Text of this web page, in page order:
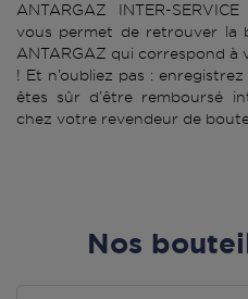
ANTARGAZ INTER-
vous permet de retrouver la
ANTARGAZ qui correspond à
! Et n’oubliez pas :
êtes sûr d’être remboursé
chez votre revendeur de
Nos